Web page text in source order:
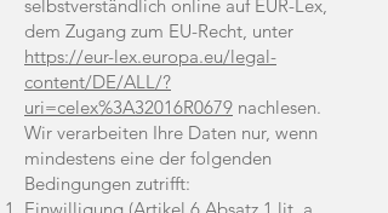
selbstverständlich online auf EUR-Lex,
dem Zugang zum EU-Recht, unter
https://eur-lex.europa.eu/legal-
content/DE/ALL/?
uri=celex%3A32016R0679 nachlesen.
Wir verarbeiten Ihre Daten nur, wenn
mindestens eine der folgenden
Bedingungen zutrifft: